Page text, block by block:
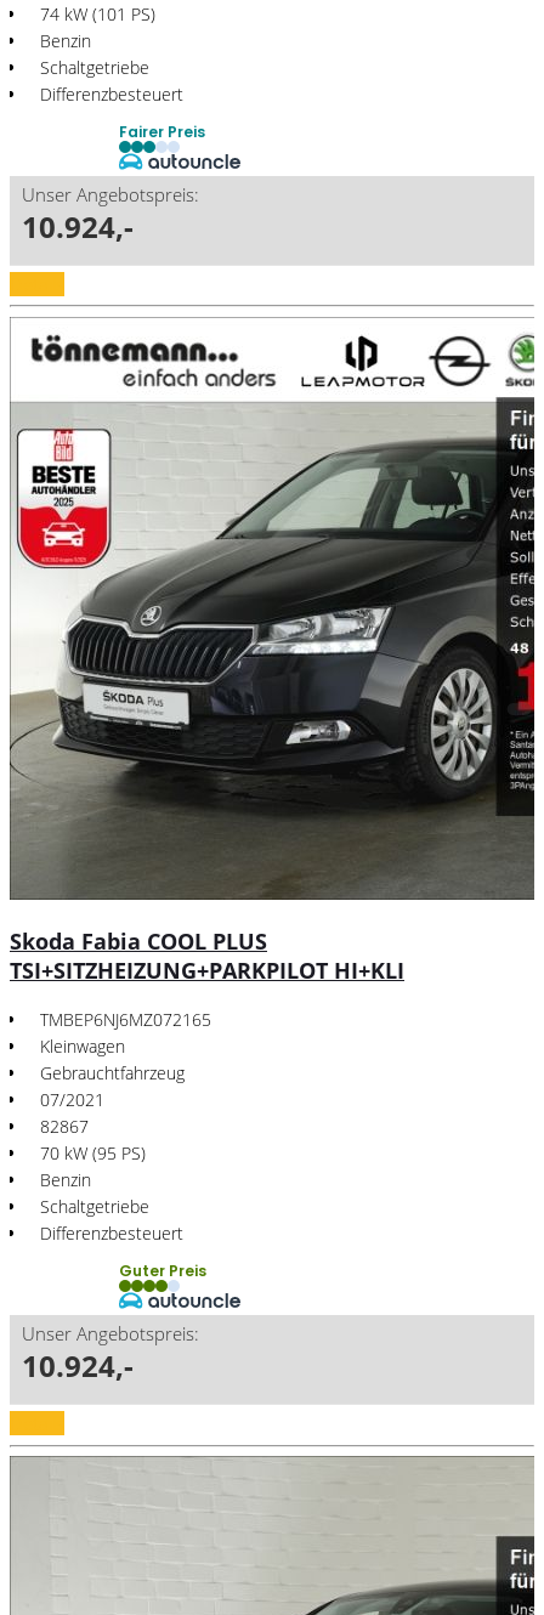
74 kW (101 PS)
Benzin
Schaltgetriebe
Differenzbesteuert
Fairer Preis
Unser Angebotspreis:
10.924,-
Skoda Fabia COOL PLUS
TSI+SITZHEIZUNG+PARKPILOT HI+KLI
TMBEP6NJ6MZ072165
Kleinwagen
Gebrauchtfahrzeug
07/2021
82867
70 kW (95 PS)
Benzin
Schaltgetriebe
Differenzbesteuert
Guter Preis
Unser Angebotspreis:
10.924,-